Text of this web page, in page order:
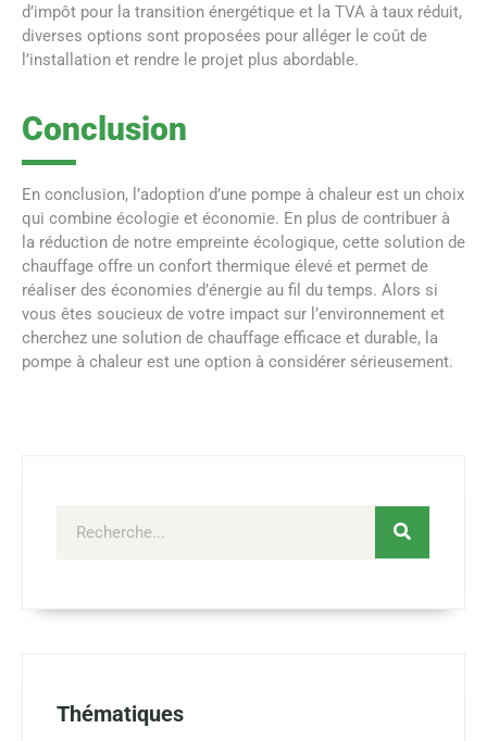
d’impôt pour la transition énergétique et la TVA à taux réduit,
diverses options sont proposées pour alléger le coût de
l’installation et rendre le projet plus abordable.
Conclusion
En conclusion, l’adoption d’une pompe à chaleur est un choix
qui combine écologie et économie. En plus de contribuer à
la réduction de notre empreinte écologique, cette solution de
chauffage offre un confort thermique élevé et permet de
réaliser des économies d’énergie au fil du temps. Alors si
vous êtes soucieux de votre impact sur l’environnement et
cherchez une solution de chauffage efficace et durable, la
pompe à chaleur est une option à considérer sérieusement.
Thématiques